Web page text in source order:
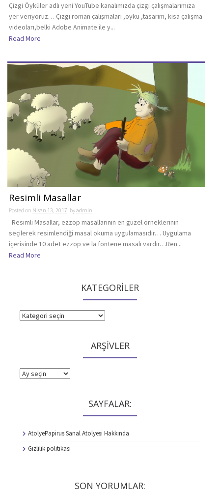
Çizgi Öyküler adlı yeni YouTube kanalımızda çizgi çalışmalarımıza
yer veriyoruz… Çizgi roman çalışmaları ,öykü ,tasarım, kısa çalışma
videoları,belki Adobe Animate ile y...
Read More
Resimli Masallar
Posted on Nisan 13, 2017 byadmin
Resimli Masallar, ezzop masallarının en güzel örneklerinin
seçilerek resimlendiği masal okuma uygulamasıdır… Uygulama
içerisinde 10 adet ezzop ve la fontene masalı vardır…Ren...
Read More
KATEGORİLER
KATEGORİLER
ARŞİVLER
ARŞİVLER
SAYFALAR:
AtolyePapirus Sanal Atolyesi Hakkında
Gizlilik politikası
SON YORUMLAR: